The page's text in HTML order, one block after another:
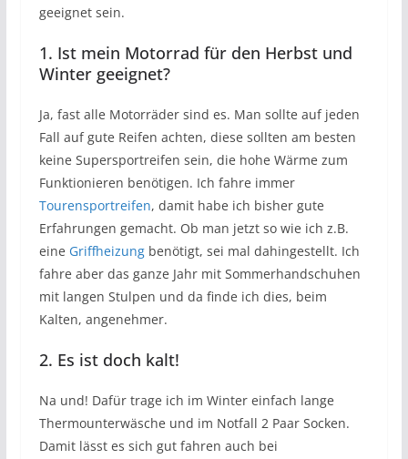
geeignet sein.
1. Ist mein Motorrad für den Herbst und
Winter geeignet?
Ja, fast alle Motorräder sind es. Man sollte auf jeden
Fall auf gute Reifen achten, diese sollten am besten
keine Supersportreifen sein, die hohe Wärme zum
Funktionieren benötigen. Ich fahre immer
Tourensportreifen, damit habe ich bisher gute
Erfahrungen gemacht. Ob man jetzt so wie ich z.B.
eine Griffheizungbenötigt, sei mal dahingestellt. Ich
fahre aber das ganze Jahr mit Sommerhandschuhen
mit langen Stulpen und da finde ich dies, beim
Kalten, angenehmer.
2. Es ist doch kalt!
Na und! Dafür trage ich im Winter einfach lange
Thermounterwäsche und im Notfall 2 Paar Socken.
Damit lässt es sich gut fahren auch bei